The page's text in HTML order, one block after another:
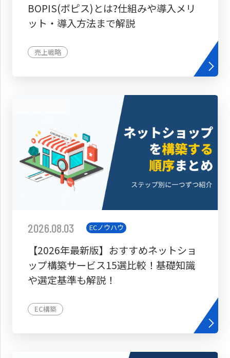
BOPIS(ボピス)とは?仕組みや導入メリ
ット・導入方法まで解説
売上戦略
2026.08.03 ECノウハウ
【2026年最新版】おすすめネットショ
ップ構築サービス15選比較！基礎知識
や選定基準も解説！
EC構築